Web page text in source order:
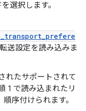
選択します。
送設定を読み込みま
れたサポートされて
1 で読み込まれたリ
序付けられます。